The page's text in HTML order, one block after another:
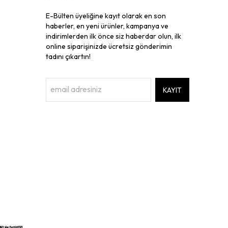
E-Bülten üyeliğine kayıt olarak en son
haberler, en yeni ürünler, kampanya ve
indirimlerden ilk önce siz haberdar olun, ilk
online siparişinizde ücretsiz gönderimin
tadını çıkartın!
KAYIT